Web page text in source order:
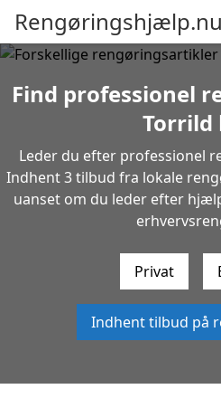
Rengøringshjælp.nu
Find professionel
Torrild
Leder du efter professionel
Indhent 3 tilbud fra lokale
uanset om du leder efter
Privat
Indhent tilbud på